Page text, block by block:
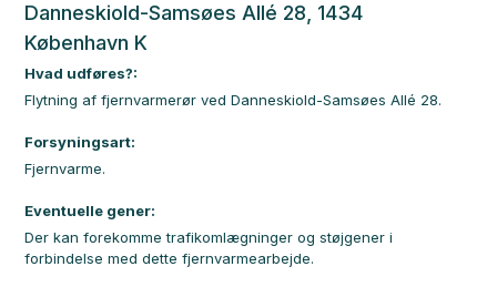
Danneskiold-Samsøes Allé 28, 1434
København K
Hvad udføres?:
Flytning af fjernvarmerør ved Danneskiold-Samsøes Allé 28.
Forsyningsart:
Fjernvarme.
Eventuelle gener:
Der kan forekomme trafikomlægninger og støjgener i
forbindelse med dette fjernvarmearbejde.